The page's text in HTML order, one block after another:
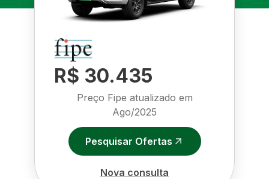
R$ 30.435
Preço Fipe atualizado em
Ago/2025
Pesquisar Ofertas
Nova consulta